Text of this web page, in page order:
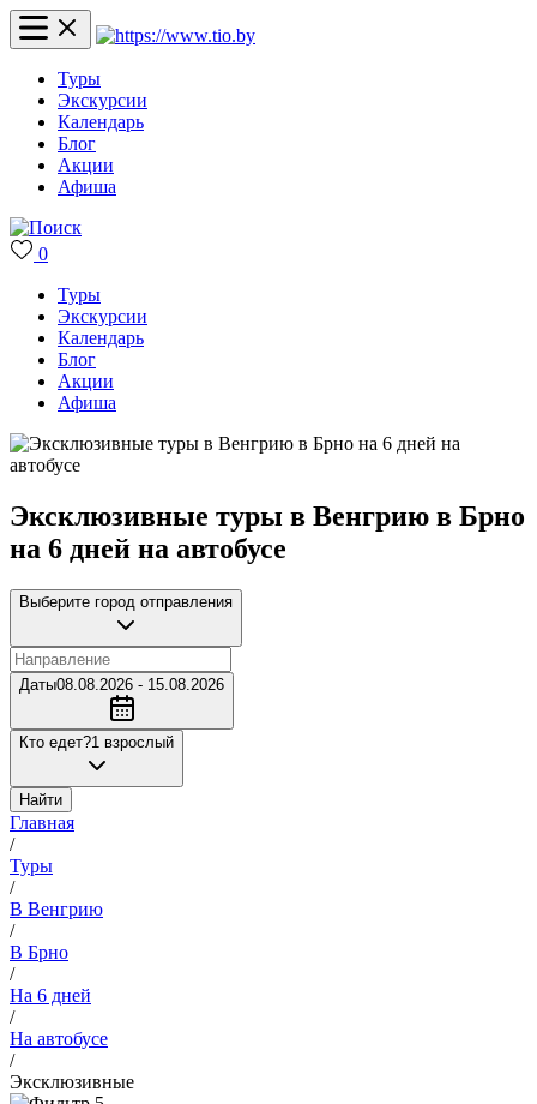
Туры
Экскурсии
Календарь
Блог
Акции
Афиша
0
Туры
Экскурсии
Календарь
Блог
Акции
Афиша
Эксклюзивные туры в Венгрию в Брно
на 6 дней на автобусе
Выберите город отправления
Даты08.08.2026 - 15.08.2026
Кто едет?1 взрослый
Найти
Главная
/
Туры
/
В Венгрию
/
В Брно
/
На 6 дней
/
На автобусе
/
Эксклюзивные